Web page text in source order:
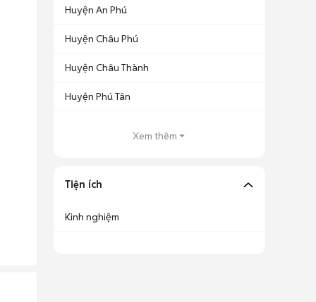
Huyện An Phú
Huyện Châu Phú
Huyện Châu Thành
Huyện Phú Tân
Xem thêm
Tiện ích
Kinh nghiệm